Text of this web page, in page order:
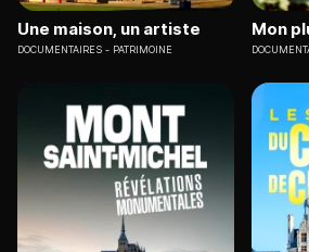
Une maison, un artiste
DOCUMENTAIRES PATRIMOINE
Mon